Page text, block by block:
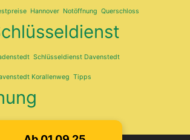
Hannover Notöffnung Querschloss
Schlüsseldienst Davenstedt
Korallenweg Tipps